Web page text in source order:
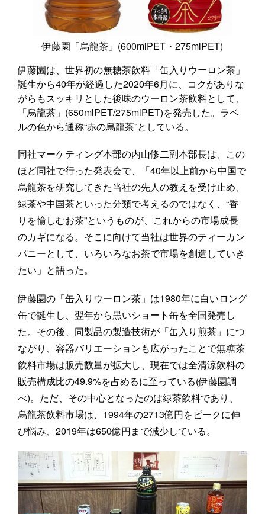
伊藤園「烏龍茶」(600mlPET・275mlPET)
伊藤園は、世界初の無糖茶飲料「缶入りウーロン茶」
誕生から40年が経過した2020年6月に、コクがありな
がらもスッキリとした後味のウーロン茶飲料として、
「烏龍茶」(650mlPET/275mlPET)を発売した。ラベ
ルの色から通称“赤の烏龍茶”としている。
同社マーケティング本部の内山修二副本部長は、この
ほど同社で行った発表会で、「40年以上前から中国で
烏龍茶を研究してきた当社の先人の教えを受け止め、
緑茶や中国茶といった分類で考えるのではなく、“香
りを愉しむお茶”というものが、これからの市場成長
のカギになる。そこに向けて当社は世界のティーカン
パニーとして、いろいろなお茶で市場を創造していき
たい」と語った。
伊藤園の「缶入りウーロン茶」は1980年に白いロング
缶で誕生し、翌年から黒いショート缶を全国発売し
た。その後、同製品の製造技術が「缶入り煎茶」につ
ながり、容器バリエーションも広がったことで無糖茶
飲料市場は販売数量が拡大し、現在では全清涼飲料の
販売構成比の49.9%を占めるに至っている(伊藤園調
べ)。ただ、その中心となったのは緑茶飲料であり、
烏龍茶飲料市場は、1994年の2713億円をピークに伸
び悩み、2019年は650億円まで減少している。